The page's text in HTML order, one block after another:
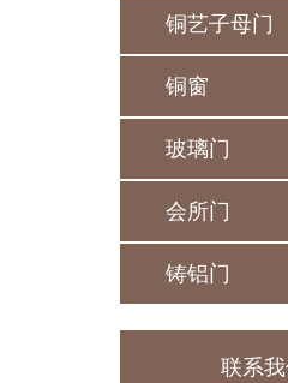
铜艺子母门
铜窗
玻璃门
会所门
铸铝门
联系我